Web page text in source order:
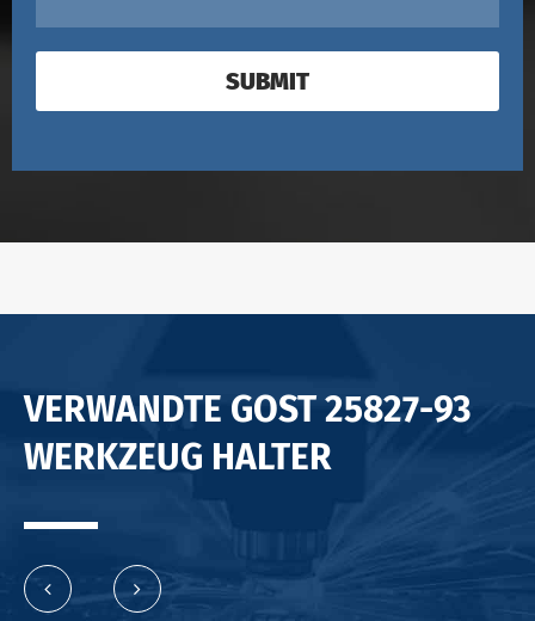
SUBMIT
VERWANDTE GOST 25827-93
WERKZEUG HALTER